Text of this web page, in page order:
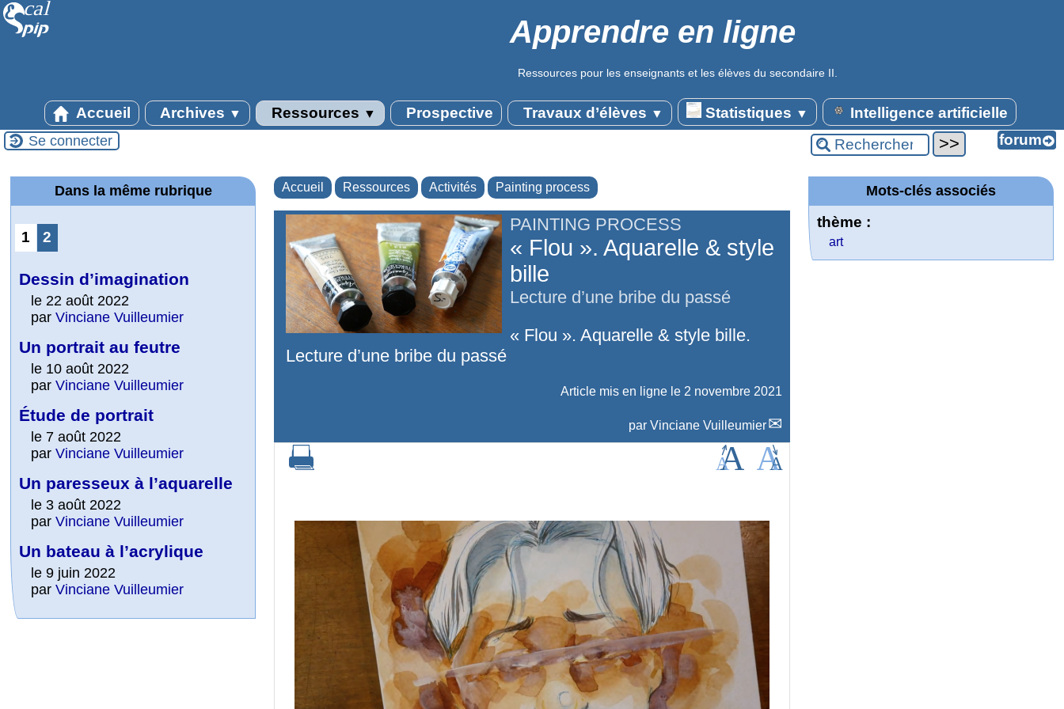
Apprendre en ligne
Ressources pour les enseignants et les élèves du secondaire II.
Accueil Archives ▼ Ressources ▼ Prospective Travaux d’élèves ▼ Statistiques ▼ Intelligence artificielle
Se connecter
Accueil Ressources Activités Painting process
PAINTING PROCESS
« Flou ». Aquarelle & style
bille
Lecture d’une bribe du passé
« Flou ». Aquarelle & style bille.
Lecture d’une bribe du passé
Article mis en ligne le 2 novembre 2021
par Vinciane Vuilleumier
Dans la même rubrique
1 2
Dessin d’imagination
le 22 août 2022
parVinciane Vuilleumier
Un portrait au feutre
le 10 août 2022
parVinciane Vuilleumier
Étude de portrait
le 7 août 2022
parVinciane Vuilleumier
Un paresseux à l’aquarelle
le 3 août 2022
parVinciane Vuilleumier
Un bateau à l’acrylique
le 9 juin 2022
parVinciane Vuilleumier
Mots-clés associés
thème :
art